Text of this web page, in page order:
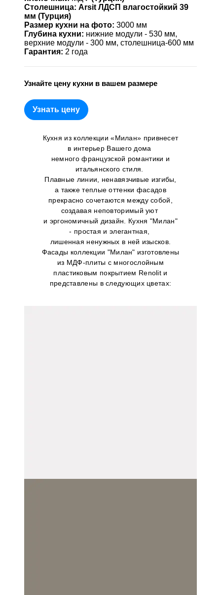
Столешница: Arsit ЛДСП влагостойкий 39
мм (Турция)
Размер кухни на фото: 3000 мм
Глубина кухни: нижние модули - 530 мм,
верхние модули - 300 мм, столешница-600 мм
Гарантия: 2 года
Узнать цену
Узнайте цену кухни в вашем размере
Кухня из коллекции «Милан» привнесет
в интерьер Вашего дома
немного французской романтики и
итальянского стиля.
Плавные линии, ненавязчивые изгибы,
а также теплые оттенки фасадов
прекрасно сочетаются между собой,
создавая неповторимый уют
и эргономичный дизайн. Кухня "Милан"
- простая и элегантная,
лишенная ненужных в ней изысков.
Фасады коллекции "Милан" изготовлены
из МДФ-плиты с многослойным
пластиковым покрытием Renolit и
представлены в следующих цветах: